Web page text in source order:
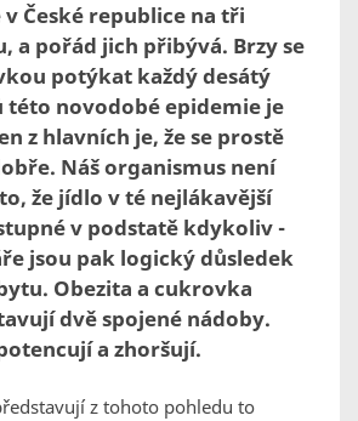
České republice na tři
a pořád jich přibývá. Brzy se
potýkat každý desátý
této novodobé epidemie je
z hlavních je, že se prostě
Náš organismus není
že jídlo v té nejlákavější
v podstatě kdykoliv -
jsou pak logický důsledek
Obezita a cukrovka
dvě spojené nádoby.
a zhoršují.
z tohoto pohledu to